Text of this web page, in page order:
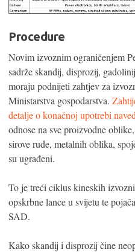
Procedure
Novim izvoznim ograničenjem
sadrže skandij, disprozij,
moraju podnijeti zahtjev za
Ministarstva gospodarstva.
detalje o konačnoj upotrebi
odnose na sve proizvodne
sirove rude, metalnih oblika,
su ugrađeni.
To je treći ciklus kineskih
opskrbne lance u svijetu te
SAD.
Kako skandij i disprozij čine